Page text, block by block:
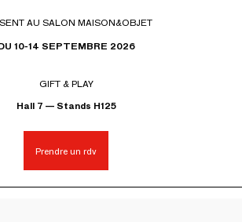
AU SALON MAISON&OBJET
10-14 SEPTEMBRE 2026
GIFT & PLAY
Hall 7 — Stands H125
Prendre un rdv